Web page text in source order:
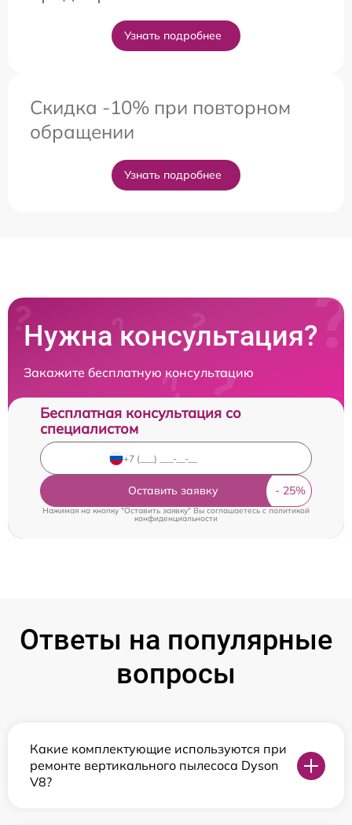
Узнать подробнее
Скидка -10% при повторном
обращении
Узнать подробнее
Нужна консультация?
Закажите бесплатную консультацию
Бесплатная консультация со
специалистом
Оставить заявку
Нажимая на кнопку "Оставить заявку" Вы соглашаетесь c политикой
конфиденциальности
Ответы на популярные
вопросы
Какие комплектующие используются при
ремонте вертикального пылесоса Dyson
V8?